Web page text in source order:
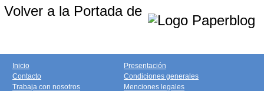
Volver a la Portada de
Inicio
Contacto
Trabaja con nosotros
Presentación
Condiciones generales
Menciones legales